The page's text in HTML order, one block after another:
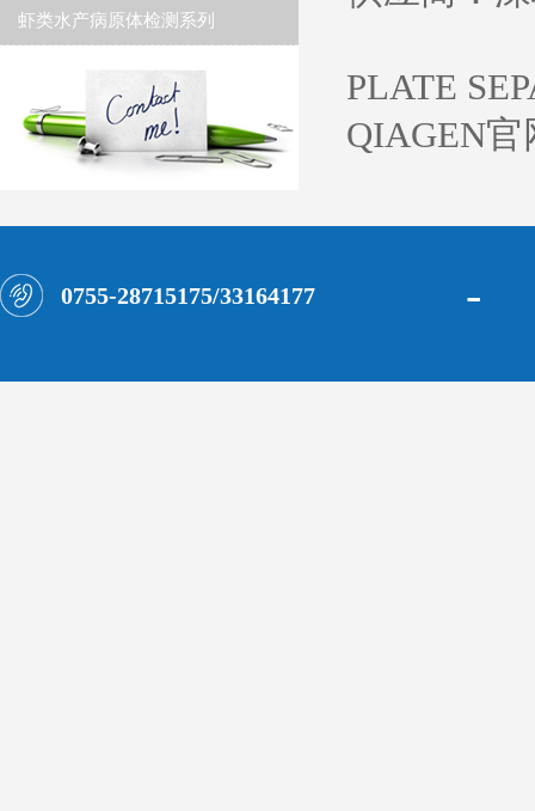
虾类水产病原体检测系列
PLATE
QIAGEN
0755-28715175/33164177 -